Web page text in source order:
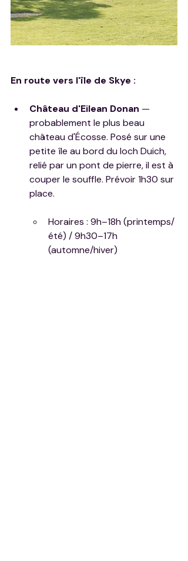
En route vers l'île de Skye :
Château d'Eilean Donan —
probablement le plus beau
château d'Écosse. Posé sur une
petite île au bord du loch Duich,
relié par un pont de pierre, il est à
couper le souffle. Prévoir 1h30 sur
place.
Horaires : 9h–18h (printemps/
été) / 9h30–17h
(automne/hiver)